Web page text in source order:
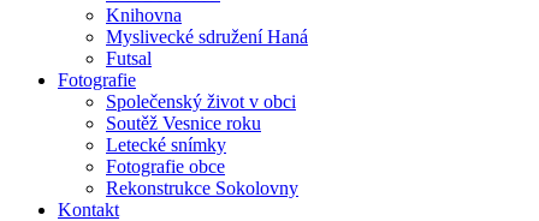
Knihovna
Myslivecké sdružení Haná
Futsal
Fotografie
Společenský život v obci
Soutěž Vesnice roku
Letecké snímky
Fotografie obce
Rekonstrukce Sokolovny
Kontakt